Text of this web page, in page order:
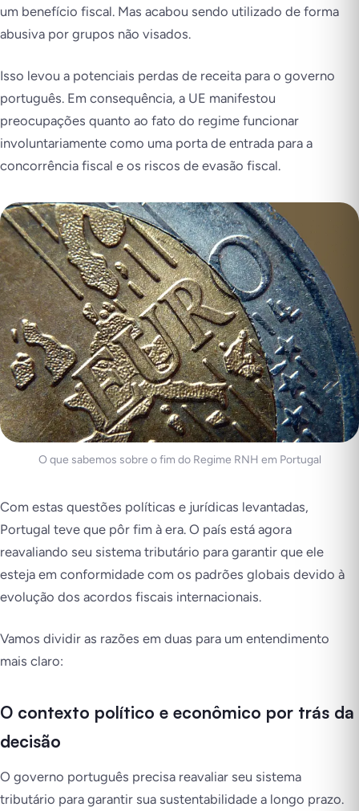
um benefício fiscal. Mas acabou sendo utilizado de forma
abusiva por grupos não visados.
Isso levou a potenciais perdas de receita para o governo
português. Em consequência, a UE manifestou
preocupações quanto ao fato do regime funcionar
involuntariamente como uma porta de entrada para a
concorrência fiscal e os riscos de evasão fiscal.
O que sabemos sobre o fim do Regime RNH em Portugal
Com estas questões políticas e jurídicas levantadas,
Portugal teve que pôr fim à era. O país está agora
reavaliando seu sistema tributário para garantir que ele
esteja em conformidade com os padrões globais devido à
evolução dos acordos fiscais internacionais.
Vamos dividir as razões em duas para um entendimento
mais claro:
O contexto político e econômico por trás da
decisão
O governo português precisa reavaliar seu sistema
tributário para garantir sua sustentabilidade a longo prazo.